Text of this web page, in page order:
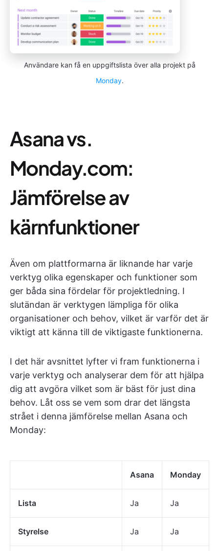
Användare kan få en uppgiftslista över alla projekt på
Monday.
Asana vs.
Monday.com:
Jämförelse av
kärnfunktioner
Även om plattformarna är liknande har varje
verktyg olika egenskaper och funktioner som
ger båda sina fördelar för projektledning. I
slutändan är verktygen lämpliga för olika
organisationer och behov, vilket är varför det är
viktigt att känna till de viktigaste funktionerna.
I det här avsnittet lyfter vi fram funktionerna i
varje verktyg och analyserar dem för att hjälpa
dig att avgöra vilket som är bäst för just dina
behov. Låt oss se vem som drar det längsta
strået i denna jämförelse mellan Asana och
Monday:
Asana Monday
Lista Ja Ja
Styrelse Ja Ja